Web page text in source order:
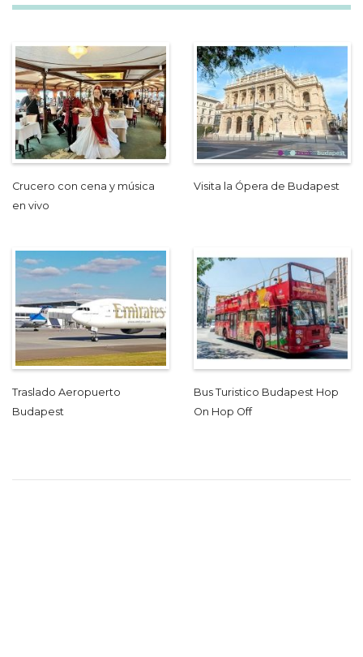
Crucero con cena y música
en vivo
Visita la Ópera de Budapest
Traslado Aeropuerto
Budapest
Bus Turistico Budapest Hop
On Hop Off